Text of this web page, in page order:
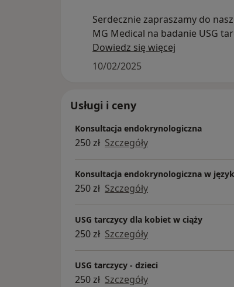
– Zaburzenia miesiączkowania
– Choroby przysadki
– Otyłość
– Insulinooporność
– Trądzik
– Zaburzenia hormonalne
– i inne
Serdecznie zapraszamy do
MG Medical na badanie USG
wykonuje lek. Anna Gołda -
endokrynologii.
aparacie USG klasy Premium
precyzję diagnostyczną.
Po każdym badaniu pacjent
- wynik z dokładnym opisem
- dokumentację zdjęciową z
Zapraszamy na wizytę!
Zespół MG Medical
Dowiedz się więcej
10/02/2025
Usługi i ceny
Konsultacja endokrynologiczna
250 zł Szczegóły
Konsultacja endokrynologiczna w
250 zł Szczegóły
USG tarczycy dla kobiet w ciąży
250 zł Szczegóły
USG tarczycy - dzieci
250 zł Szczegóły